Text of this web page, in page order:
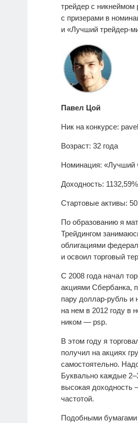
трейдер с никнеймом
с призерами в
и «Лучший трейдер-
Павел Цой
Ник на конкурсе: pavel
Возраст: 32 года
Номинация: «Лучший
Доходность: 1132,59%
Стартовые активы:
По образованию я
Трейдингом
облигациями
и освоил торговый
С 2008 года начал
акциями Сбербанка,
пару доллар-рубль и
на нем в 2012 году в
ником — psp.
В этом году я
получил на акциях
самостоятельно.
Буквально каждые
высокая доходность
частотой.
Подобными бумагами